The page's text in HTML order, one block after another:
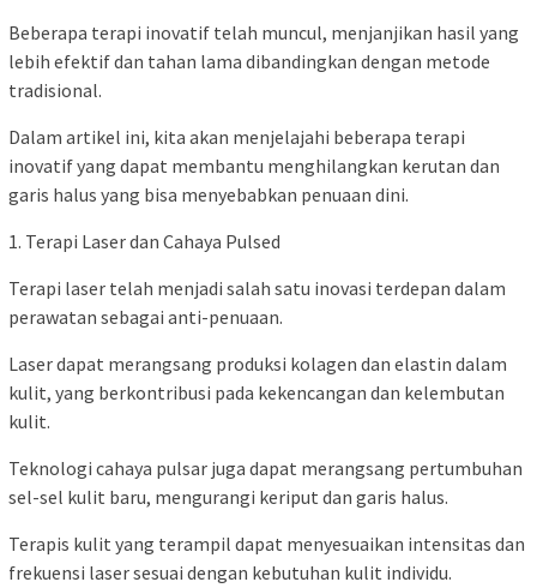
Beberapa terapi inovatif telah muncul, menjanjikan hasil yang
lebih efektif dan tahan lama dibandingkan dengan metode
tradisional.
Dalam artikel ini, kita akan menjelajahi beberapa terapi
inovatif yang dapat membantu menghilangkan kerutan dan
garis halus yang bisa menyebabkan penuaan dini.
1. Terapi Laser dan Cahaya Pulsed
Terapi laser telah menjadi salah satu inovasi terdepan dalam
perawatan sebagai anti-penuaan.
Laser dapat merangsang produksi kolagen dan elastin dalam
kulit, yang berkontribusi pada kekencangan dan kelembutan
kulit.
Teknologi cahaya pulsar juga dapat merangsang pertumbuhan
sel-sel kulit baru, mengurangi keriput dan garis halus.
Terapis kulit yang terampil dapat menyesuaikan intensitas dan
frekuensi laser sesuai dengan kebutuhan kulit individu.